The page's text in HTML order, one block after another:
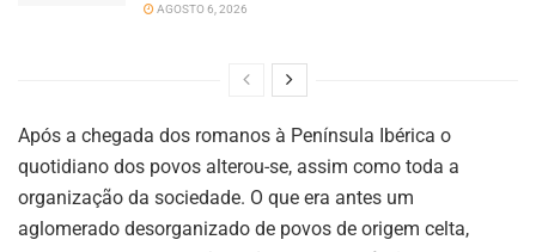
AGOSTO 6, 2026
Após a chegada dos romanos à Península Ibérica o
quotidiano dos povos alterou-se, assim como toda a
organização da sociedade. O que era antes um
aglomerado desorganizado de povos de origem celta,